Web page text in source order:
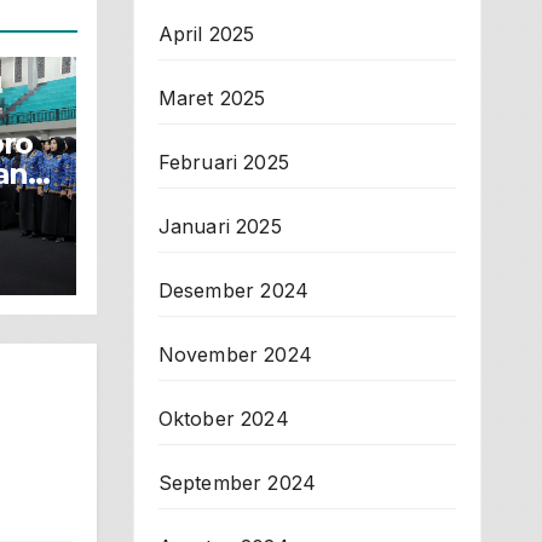
April 2025
Maret 2025
Februari 2025
Januari 2025
Desember 2024
November 2024
Oktober 2024
September 2024